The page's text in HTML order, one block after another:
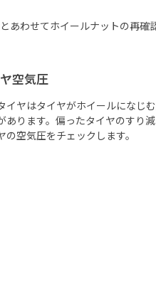
わせてホイールナットの再確
空気圧
イヤはタイヤがホイールになじ
あります。偏ったタイヤのすり
の空気圧をチェックします。